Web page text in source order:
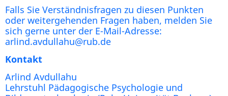
Falls Sie Verständnisfragen zu diesen Punkten
oder weitergehenden Fragen haben, melden Sie
sich gerne unter der E-Mail-Adresse:
arlind.avdullahu@rub.de
Kontakt
Arlind Avdullahu
Lehrstuhl Pädagogische Psychologie und